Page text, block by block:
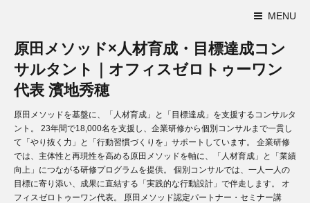
MENU
原田メソッド×人材育成・目標達成コン
サルタント｜オフィスゼロトゥーワン
代表 濱地秀穂
原田メソッドを基盤に、「人材育成」と「目標達成」を支援するコンサルタ
ント。 23年間で18,000名を支援し、企業研修から個別コンサルまで一貫し
て「やり抜く力」と「行動習慣づくりを」サポートしています。 企業研修
では、主体性と再現性を高める原田メソッドを軸に、「人材育成」と「業績
向上」につながる研修プログラムを提供。 個別コンサルでは、一人一人の
目標に寄り添い、成果に直結する「実践的な行動設計」で伴走します。 オ
フィスゼロトゥーワン代表。 原田メソッド認定パートナー・セミナー講